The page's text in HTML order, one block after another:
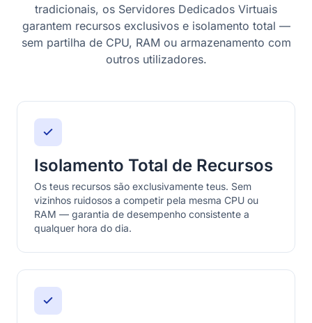
tradicionais, os Servidores Dedicados Virtuais
garantem recursos exclusivos e isolamento total —
sem partilha de CPU, RAM ou armazenamento com
outros utilizadores.
Isolamento Total de Recursos
Os teus recursos são exclusivamente teus. Sem
vizinhos ruidosos a competir pela mesma CPU ou
RAM — garantia de desempenho consistente a
qualquer hora do dia.